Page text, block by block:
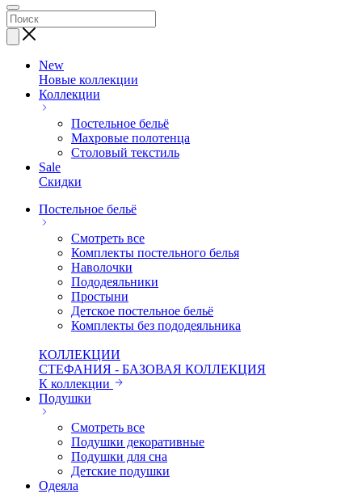
New
Новые коллекции
Коллекции
Постельное бельё
Махровые полотенца
Столовый текстиль
Sale
Скидки
Постельное бельё
Смотреть все
Комплекты постельного белья
Наволочки
Пододеяльники
Простыни
Детское постельное бельё
Комплекты без пододеяльника
КОЛЛЕКЦИИ
СТЕФАНИЯ - БАЗОВАЯ КОЛЛЕКЦИЯ
К коллекции
Подушки
Смотреть все
Подушки декоративные
Подушки для сна
Детские подушки
Одеяла